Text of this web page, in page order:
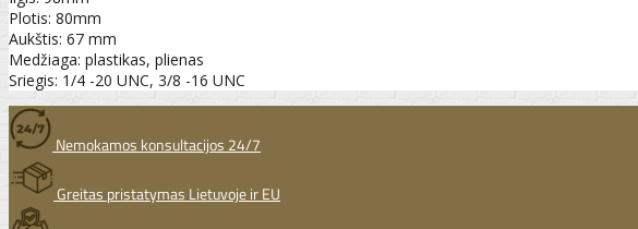
Plotis: 80mm
Aukštis: 67 mm
Medžiaga: plastikas, plienas
Sriegis: 1/4 -20 UNC, 3/8 -16 UNC
Nemokamos konsultacijos 24/7
Greitas pristatymas Lietuvoje ir EU